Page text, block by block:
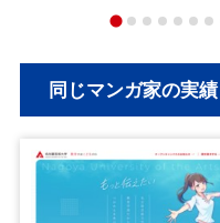
同じマンガ家の実績